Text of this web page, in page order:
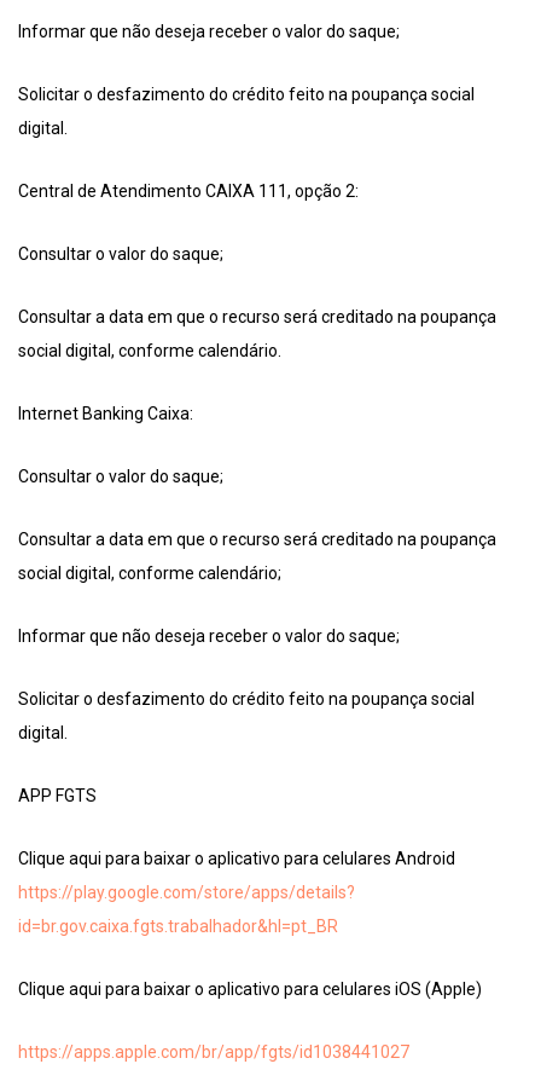
Informar que não deseja receber o valor do saque;
Solicitar o desfazimento do crédito feito na poupança social
digital.
Central de Atendimento CAIXA 111, opção 2:
Consultar o valor do saque;
Consultar a data em que o recurso será creditado na poupança
social digital, conforme calendário.
Internet Banking Caixa:
Consultar o valor do saque;
Consultar a data em que o recurso será creditado na poupança
social digital, conforme calendário;
Informar que não deseja receber o valor do saque;
Solicitar o desfazimento do crédito feito na poupança social
digital.
APP FGTS
Clique aqui para baixar o aplicativo para celulares Android
https://play.google.com/store/apps/details?
id=br.gov.caixa.fgts.trabalhador&hl=pt_BR
Clique aqui para baixar o aplicativo para celulares iOS (Apple)
https://apps.apple.com/br/app/fgts/id1038441027